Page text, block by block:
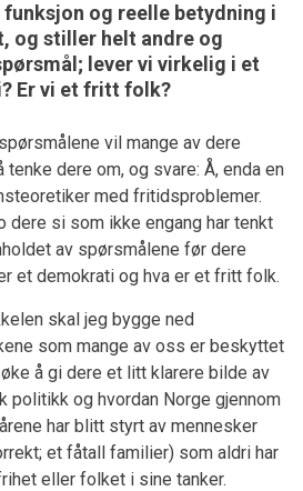
og reelle betydning i
og stiller helt andre og
lever vi virkelig i et
Er vi et fritt folk?
vil mange av dere
tenke dere om, og svare: Å, enda en
med fritidsproblemer.
dere si som ikke engang har tenkt
av spørsmålene før dere
et demokrati og hva er et fritt folk.
skal jeg bygge ned
som mange av oss er beskyttet
å gi dere et litt klarere bilde av
politikk og hvordan Norge gjennom
har blitt styrt av mennesker
et fåtall familier) som aldri har
eller folket i sine tanker.